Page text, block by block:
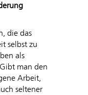
die das
selbst zu
als
man den
Arbeit,
seltener